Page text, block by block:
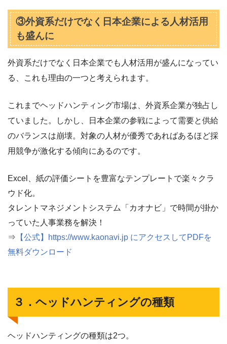
③外資系だけでなく日本企業による人材活用
も盛んに
外資系だけでなく日本企業でも人材活用が盛んになってい
る、これも理由の一つと考えられます。
これまでヘッドハンティング市場は、外資系企業が独占し
ていました。しかし、日本企業の参戦によって需要と供給
のバランスは崩壊。対象の人材が優秀であればあるほど採
用競争が激化する傾向にあるのです。
Excel、紙の評価シートを豊富なテンプレートで楽々クラ
ウド化。
タレントマネジメントシステム「カオナビ」で時間が掛か
っていた人事業務を解決！
⇒ 【公式】https://www.kaonavi.jp にアクセスしてPDFを
無料ダウンロード
３．ヘッドハンティングの種類
ヘッドハンティングの種類は2つ。